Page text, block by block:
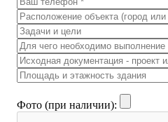
Фото (при наличии):